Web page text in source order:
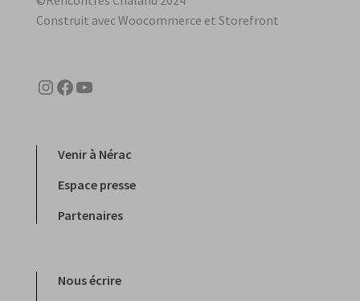
Construit avec Woocommerce et Storefront
Instagram
Facebook
YouTube
Venir à Nérac
Espace presse
Partenaires
Nous écrire